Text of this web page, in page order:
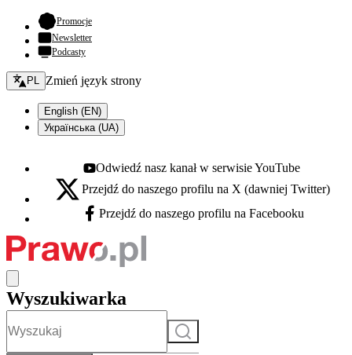
Promocje- otwiera się w nowej karcie
Newsletter
Podcasty
Zmień język - bieżący:
PL Zmień język strony
English (EN)
Українська (UA)
Youtube - otwiera się w nowej karcie
Odwiedź nasz kanał w serwisie YouTube
X - otwiera się w nowej karcie
Przejdź do naszego profilu na X (dawniej Twitter)
Facebook - otwiera się w nowej karcie
Przejdź do naszego profilu na Facebooku
Wyszukiwarka
Szukaj